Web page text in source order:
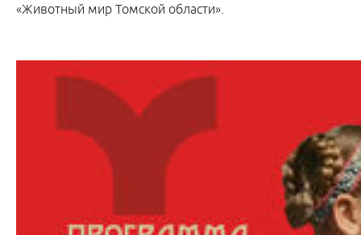
«Животный мир Томской области».